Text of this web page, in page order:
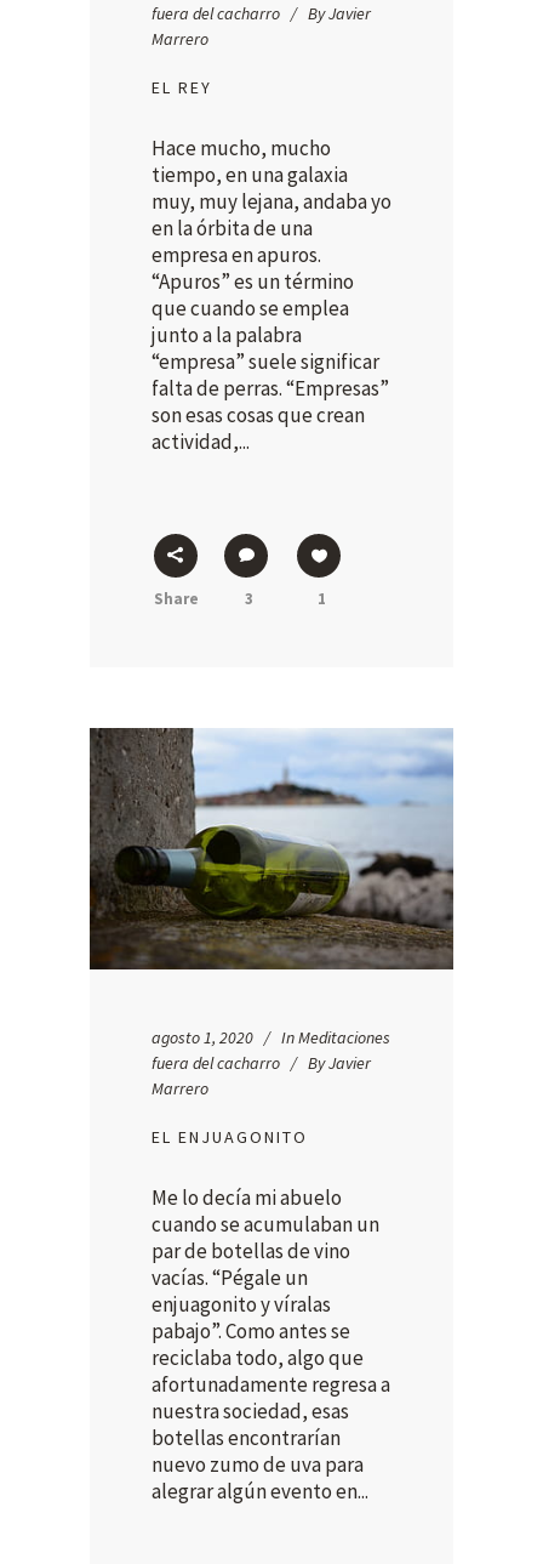
fuera del cacharro
ByJavier
Marrero
EL REY
Hace mucho, mucho
tiempo, en una galaxia
muy, muy lejana, andaba yo
en la órbita de una
empresa en apuros.
“Apuros” es un término
que cuando se emplea
junto a la palabra
“empresa” suele significar
falta de perras. “Empresas”
son esas cosas que crean
actividad,...
Share 3 1
agosto 1, 2020 InMeditaciones
fuera del cacharro
ByJavier
Marrero
EL ENJUAGONITO
Me lo decía mi abuelo
cuando se acumulaban un
par de botellas de vino
vacías. “Pégale un
enjuagonito y víralas
pabajo”. Como antes se
reciclaba todo, algo que
afortunadamente regresa a
nuestra sociedad, esas
botellas encontrarían
nuevo zumo de uva para
alegrar algún evento en...